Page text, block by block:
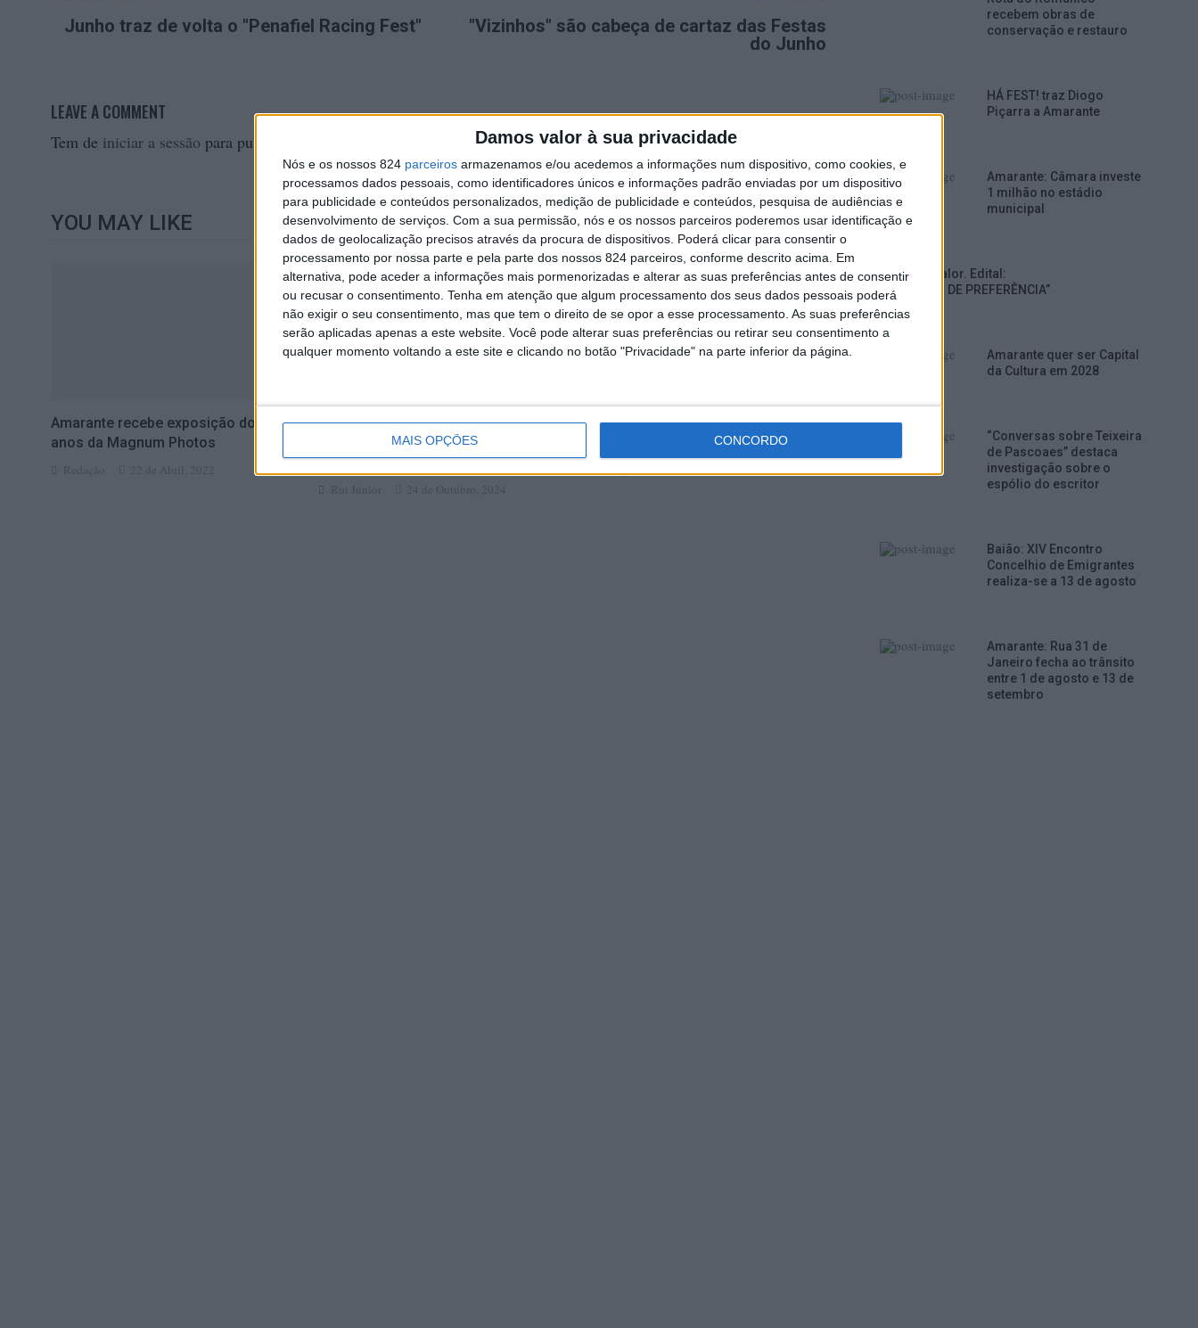
Damos valor à sua privacidade
Nós e os nossos 824 parceiros armazenamos e/ou acedemos a informações num dispositivo, como cookies, e
processamos dados pessoais, como identificadores únicos e informações padrão enviadas por um dispositivo
para publicidade e conteúdos personalizados, medição de publicidade e conteúdos, pesquisa de audiências e
desenvolvimento de serviços. Com a sua permissão, nós e os nossos parceiros poderemos usar identificação e
dados de geolocalização precisos através da procura de dispositivos. Poderá clicar para consentir o
processamento por nossa parte e pela parte dos nossos 824 parceiros, conforme descrito acima. Em
alternativa, pode aceder a informações mais pormenorizadas e alterar as suas preferências antes de consentir
ou recusar o consentimento. Tenha em atenção que algum processamento dos seus dados pessoais poderá
não exigir o seu consentimento, mas que tem o direito de se opor a esse processamento. As suas preferências
serão aplicadas apenas a este website. Você pode alterar suas preferências ou retirar seu consentimento a
qualquer momento voltando a este site e clicando no botão "Privacidade" na parte inferior da página.
MAIS OPÇÕES CONCORDO
Junho traz de volta o "Penafiel Racing Fest"
"Vizinhos" são cabeça de cartaz das Festas
do Junho
LEAVE A COMMENT
Tem de iniciar a sessão para publicar um comentário.
YOU MAY LIKE
Amarante recebe exposição dos 75
anos da Magnum Photos
Amarante: petição pública quer
impedir obras na Alameda e
Mercado
Câmara reativa ligação Amarante-
Vila Meã à hora de almoço
recebem obras de
conservação e restauro
HÁ FEST! traz Diogo
Piçarra a Amarante
Amarante: Câmara investe
1 milhão no estádio
municipal
Grupo Valor. Edital:
“DIREITO DE PREFERÊNCIA”
Amarante quer ser Capital
da Cultura em 2028
“Conversas sobre Teixeira
de Pascoaes” destaca
investigação sobre o
espólio do escritor
Baião: XIV Encontro
Concelhio de Emigrantes
realiza-se a 13 de agosto
Amarante: Rua 31 de
Janeiro fecha ao trânsito
entre 1 de agosto e 13 de
setembro